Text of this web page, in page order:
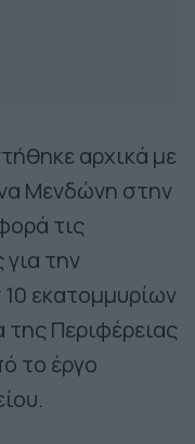
αρχικά με
Μενδώνη στην
τις
την
εκατομμυρίων
Περιφέρειας
το έργο